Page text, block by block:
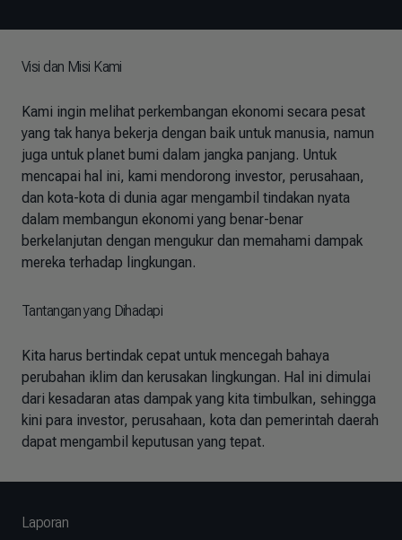
Visi dan Misi Kami
Kami ingin melihat perkembangan ekonomi secara pesat
yang tak hanya bekerja dengan baik untuk manusia, namun
juga untuk planet bumi dalam jangka panjang. Untuk
mencapai hal ini, kami mendorong investor, perusahaan,
dan kota-kota di dunia agar mengambil tindakan nyata
dalam membangun ekonomi yang benar-benar
berkelanjutan dengan mengukur dan memahami dampak
mereka terhadap lingkungan.
Tantangan yang Dihadapi
Kita harus bertindak cepat untuk mencegah bahaya
perubahan iklim dan kerusakan lingkungan. Hal ini dimulai
dari kesadaran atas dampak yang kita timbulkan, sehingga
kini para investor, perusahaan, kota dan pemerintah daerah
dapat mengambil keputusan yang tepat.
Laporan